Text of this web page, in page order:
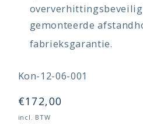
gemonteerde
fabrieksgarantie.
SKU:
Kon-12-06-001
Normale
prijs
€172,00
incl. BTW